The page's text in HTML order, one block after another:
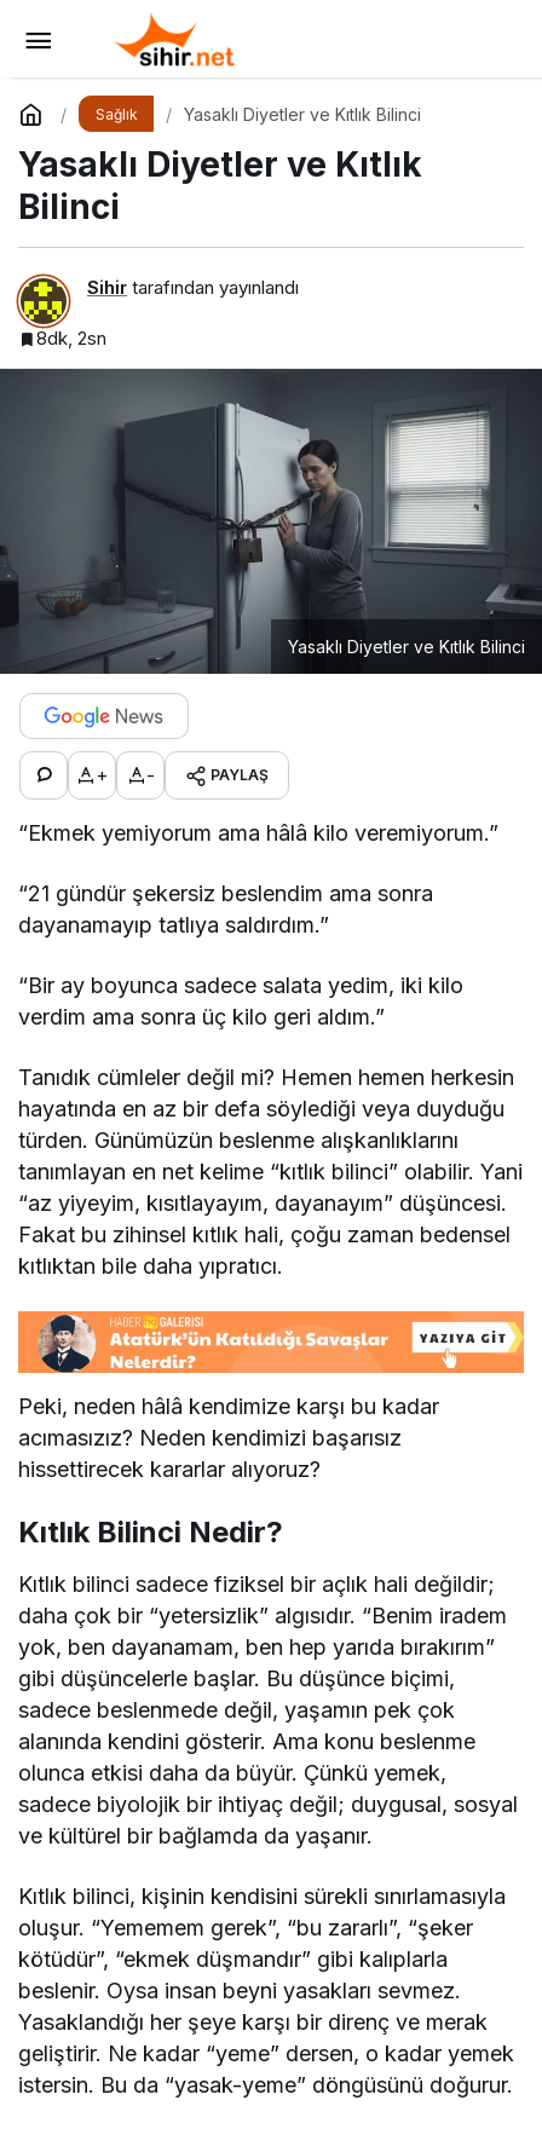
Sağlık Yasaklı Diyetler ve Kıtlık Bilinci
Yasaklı Diyetler ve Kıtlık
Bilinci
Sihir tarafından yayınlandı
8dk, 2sn
Yasaklı Diyetler ve Kıtlık Bilinci
+ - PAYLAŞ
“Ekmek yemiyorum ama hâlâ kilo veremiyorum.”
“21 gündür şekersiz beslendim ama sonra
dayanamayıp tatlıya saldırdım.”
“Bir ay boyunca sadece salata yedim, iki kilo
verdim ama sonra üç kilo geri aldım.”
Tanıdık cümleler değil mi? Hemen hemen herkesin
hayatında en az bir defa söylediği veya duyduğu
türden. Günümüzün beslenme alışkanlıklarını
tanımlayan en net kelime “kıtlık bilinci” olabilir. Yani
“az yiyeyim, kısıtlayayım, dayanayım” düşüncesi.
Fakat bu zihinsel kıtlık hali, çoğu zaman bedensel
kıtlıktan bile daha yıpratıcı.
Peki, neden hâlâ kendimize karşı bu kadar
acımasızız? Neden kendimizi başarısız
hissettirecek kararlar alıyoruz?
Kıtlık Bilinci Nedir?
Kıtlık bilinci sadece fiziksel bir açlık hali değildir;
daha çok bir “yetersizlik” algısıdır. “Benim iradem
yok, ben dayanamam, ben hep yarıda bırakırım”
gibi düşüncelerle başlar. Bu düşünce biçimi,
sadece beslenmede değil, yaşamın pek çok
alanında kendini gösterir. Ama konu beslenme
olunca etkisi daha da büyür. Çünkü yemek,
sadece biyolojik bir ihtiyaç değil; duygusal, sosyal
ve kültürel bir bağlamda da yaşanır.
Kıtlık bilinci, kişinin kendisini sürekli sınırlamasıyla
oluşur. “Yememem gerek”, “bu zararlı”, “şeker
kötüdür”, “ekmek düşmandır” gibi kalıplarla
beslenir. Oysa insan beyni yasakları sevmez.
Yasaklandığı her şeye karşı bir direnç ve merak
geliştirir. Ne kadar “yeme” dersen, o kadar yemek
istersin. Bu da “yasak-yeme” döngüsünü doğurur.
Bir Çikolata ile Kilo Almazsın, Bir Yeşil Çayla
da Zayıflamazsın
Yorum Yap